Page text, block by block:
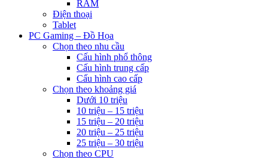
RAM
Điện thoại
Tablet
PC Gaming – Đồ Họa
Chọn theo nhu cầu
Cấu hình phổ thông
Cấu hình trung cấp
Cấu hình cao cấp
Chọn theo khoảng giá
Dưới 10 triệu
10 triệu – 15 triệu
15 triệu – 20 triệu
20 triệu – 25 triệu
25 triệu – 30 triệu
Chọn theo CPU